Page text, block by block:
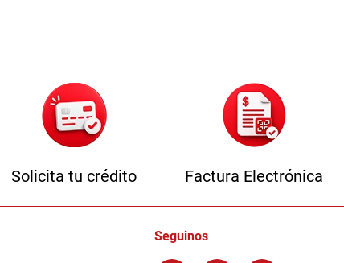
Solicita tu crédito Factura Electrónica
Seguinos